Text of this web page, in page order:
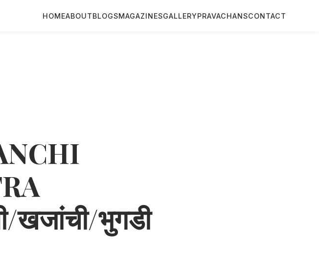
HOMEABOUTBLOGSMAGAZINESGALLERYPRAVACHANSCONTACT
खजांची/भुगडी